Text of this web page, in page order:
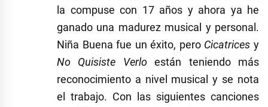
la compuse con 17 años y ahora ya he
ganado una madurez musical y personal.
Niña Buena fue un éxito, pero Cicatrices y
No Quisiste Verloestán teniendo más
reconocimiento a nivel musical y se nota
el trabajo. Con las siguientes canciones